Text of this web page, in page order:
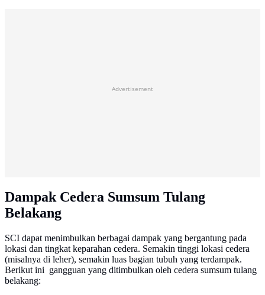
Advertisement
Dampak Cedera Sumsum Tulang
Belakang
SCI dapat menimbulkan berbagai dampak yang bergantung pada
lokasi dan tingkat keparahan cedera. Semakin tinggi lokasi cedera
(misalnya di leher), semakin luas bagian tubuh yang terdampak.
Berikut ini gangguan yang ditimbulkan oleh cedera sumsum tulang
belakang: